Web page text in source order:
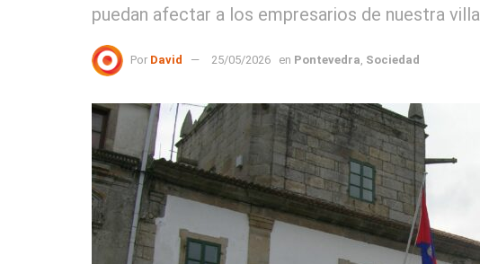
puedan afectar a los empresarios de nuestra villa
Por David 25/05/2026 en Pontevedra Sociedad